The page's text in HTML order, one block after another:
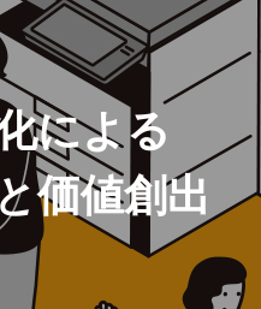
による
価値創出